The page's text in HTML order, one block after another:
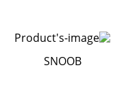
SNOOB